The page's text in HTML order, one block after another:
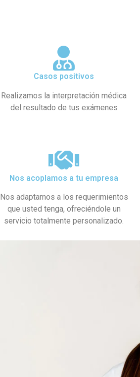
Casos positivos
Realizamos la interpretación médica
del resultado de tus exámenes
Nos acoplamos a tu empresa
Nos adaptamos a los requerimientos
que usted tenga, ofreciéndole un
servicio totalmente personalizado.